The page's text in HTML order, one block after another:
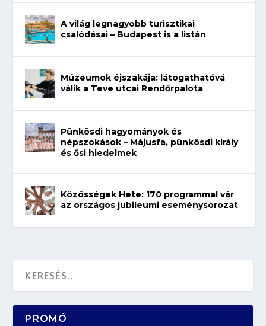
A világ legnagyobb turisztikai
csalódásai – Budapest is a listán
Múzeumok éjszakája: látogathatóvá
válik a Teve utcai Rendőrpalota
Pünkösdi hagyományok és
népszokások – Májusfa, pünkösdi király
és ősi hiedelmek
Közösségek Hete: 170 programmal vár
az országos jubileumi eseménysorozat
PROMÓ